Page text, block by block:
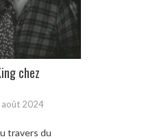
chez
août 2024
travers du